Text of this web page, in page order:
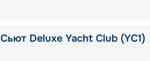
Сьют Deluxe Yacht Club (YC1)